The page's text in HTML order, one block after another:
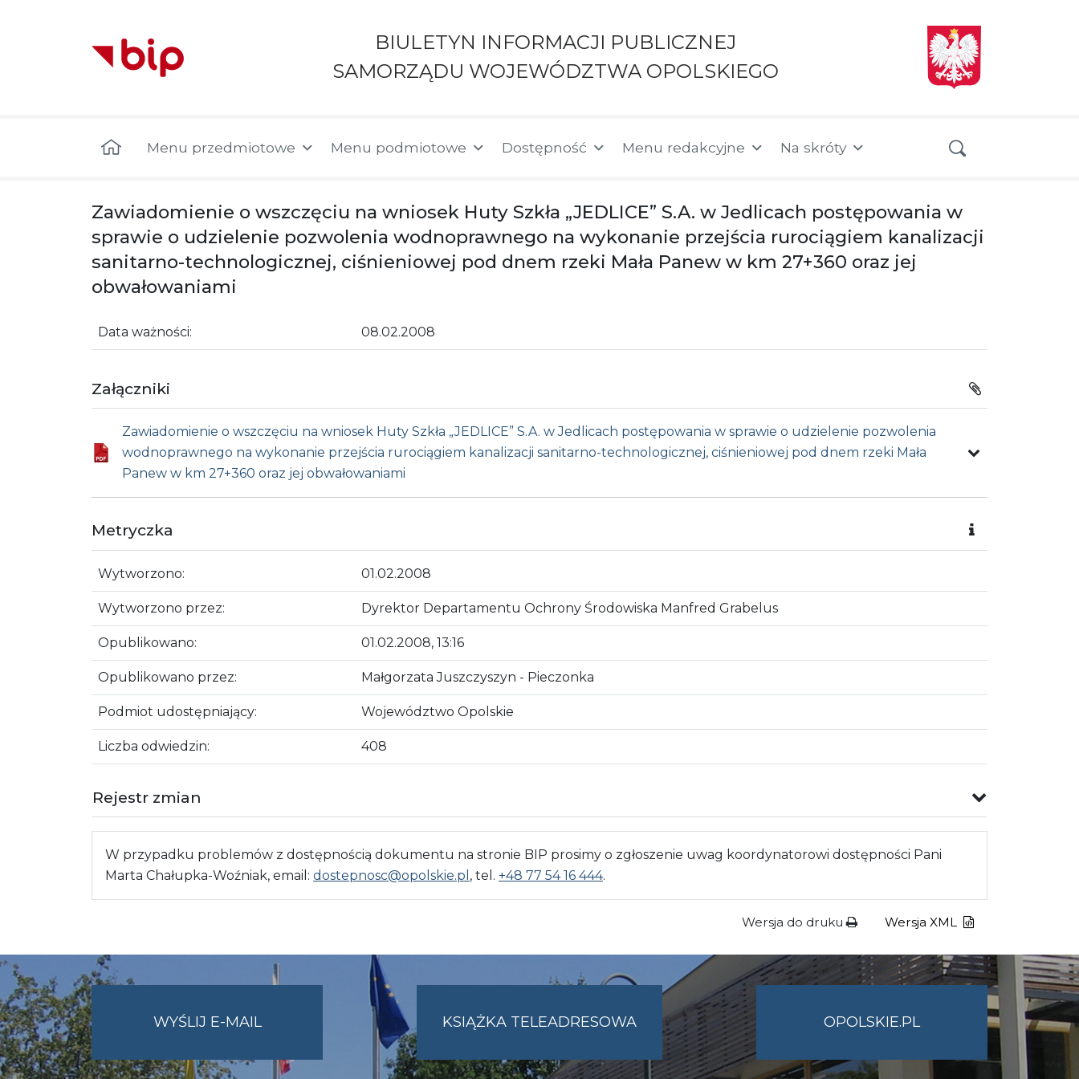
BIULETYN INFORMACJI PUBLICZNEJ
SAMORZĄDU WOJEWÓDZTWA OPOLSKIEGO
Menu przedmiotowe Menu podmiotowe Dostępność Menu redakcyjne Na skróty
Zawiadomienie o wszczęciu na wniosek Huty Szkła „JEDLICE” S.A. w Jedlicach postępowania w
sprawie o udzielenie pozwolenia wodnoprawnego na wykonanie przejścia rurociągiem kanalizacji
sanitarno-technologicznej, ciśnieniowej pod dnem rzeki Mała Panew w km 27+360 oraz jej
obwałowaniami
Data ważności: 08.02.2008
Załączniki
Zawiadomienie o wszczęciu na wniosek Huty Szkła „JEDLICE” S.A. w Jedlicach postępowania w sprawie o udzielenie pozwolenia
wodnoprawnego na wykonanie przejścia rurociągiem kanalizacji sanitarno-technologicznej, ciśnieniowej pod dnem rzeki Mała
Panew w km 27+360 oraz jej obwałowaniami
Metryczka
Wytworzono: 01.02.2008
Wytworzono przez: Dyrektor Departamentu Ochrony Środowiska Manfred Grabelus
Opublikowano: 01.02.2008, 13:16
Opublikowano przez: Małgorzata Juszczyszyn - Pieczonka
Podmiot udostępniający: Województwo Opolskie
Liczba odwiedzin: 408
Rejestr zmian
W przypadku problemów z dostępnością dokumentu na stronie BIP prosimy o zgłoszenie uwag koordynatorowi dostępności Pani
Marta Chałupka-Woźniak, email: dostepnosc@opolskie.pl , tel. +48 77 54 16 444.
Wersja do druku Wersja XML
WYŚLIJ E-MAILNA
UMWO@OPOLSKIE.PL
KSIĄŻKA TELEADRESOWA OPOLSKIE.PL